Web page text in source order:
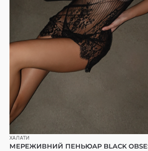
ХАЛАТИ
МЕРЕЖИВНИЙ ПЕНЬЮАР BLACK